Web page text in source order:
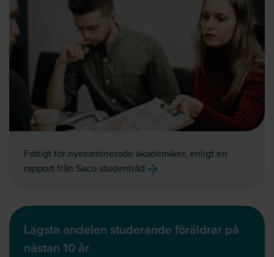
Fattigt för nyexaminerade akademiker, enligt en
rapport från Saco studentråd
Lägsta andelen studerande föräldrar på
nästan 10 år